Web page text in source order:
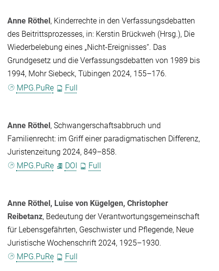
Anne Röthel , Kinderrechte in den Verfassungsdebatten
des Beitrittsprozesses, in: Kerstin Brückweh (Hrsg.), Die
Wiederbelebung eines „Nicht-Ereignisses“. Das
Grundgesetz und die Verfassungsdebatten von 1989 bis
1994, Mohr Siebeck, Tübingen 2024, 155–176.
MPG.PuRe
Full
Anne Röthel, Schwangerschaftsabbruch und
Familienrecht: im Griff einer paradigmatischen Differenz,
Juristenzeitung 2024, 849–858.
MPG.PuRe
DOI Full
Anne Röthel, Luise von Kügelgen, Christopher
Reibetanz, Bedeutung der Verantwortungsgemeinschaft
für Lebensgefährten, Geschwister und Pflegende, Neue
Juristische Wochenschrift 2024, 1925–1930.
MPG.PuRe
Full